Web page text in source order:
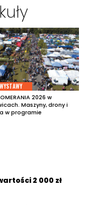
2026 w
Maszyny, drony i
w programie
2 000 zł